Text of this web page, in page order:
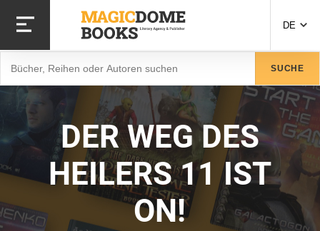
zum
Inhalt
DE
SUCHE
DER WEG DES
HEILERS 11 IST
ON!